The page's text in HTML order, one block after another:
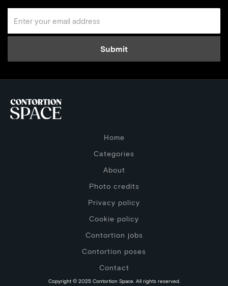
Home
Categories
About
Photo credits
Privacy policy
Cookie policy
Contortion jobs
Contortion poses
Contact
Copyright © 2025 Contortion Space. All rights reserved.